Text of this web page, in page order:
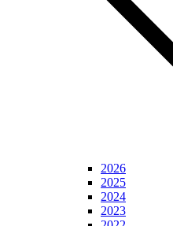
2026
2025
2024
2023